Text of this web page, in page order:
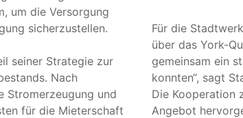
um die Versorgung
sicherzustellen.
seiner Strategie zur
Nach
Stromerzeugung und
für die Mieterschaft
Für die
über das York-
gemeinsam ein
konnten“, sagt
Die Kooperation
Angebot